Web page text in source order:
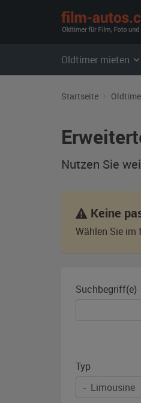
Oldtimer mieten
Startseite
Nutzen Sie
Keine
Wählen Sie im
Suchbegriff(e)
Typ